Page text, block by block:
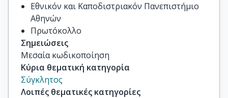
Εθνικόν και Καποδιστριακόν Πανεπιστήμιο
Αθηνών
Πρωτόκολλο
Σημειώσεις
Μεσαία κωδικοποίηση
Κύρια θεματική κατηγορία
Σύγκλητος
Λοιπές θεματικές κατηγορίες